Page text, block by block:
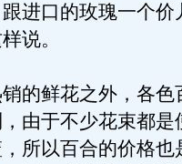
进口的玫瑰一个价
说。
鲜花之外，各色
由于不少花束都是
所以百合的价格也